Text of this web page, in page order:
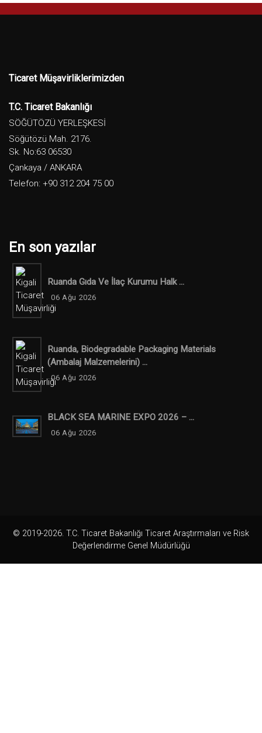
Ticaret Müşavirliklerimizden
T.C. Ticaret Bakanlığı
SÖĞÜTÖZÜ YERLEŞKESİ
Söğütözü Mah. 2176.
Sk. No:63 06530
Çankaya / ANKARA
Telefon: +90 312 204 75 00
En son yazılar
Ruanda Gıda Ve İlaç Kurumu Halk ...
06 Ağu 2026
Ruanda, Biodegradable Packaging Materials
(ambalaj Malzemelerini) ...
06 Ağu 2026
BLACK SEA MARINE EXPO 2026 – ...
06 Ağu 2026
© 2019-2026. T.C. Ticaret Bakanlığı Ticaret Araştırmaları ve Risk
Değerlendirme Genel Müdürlüğü